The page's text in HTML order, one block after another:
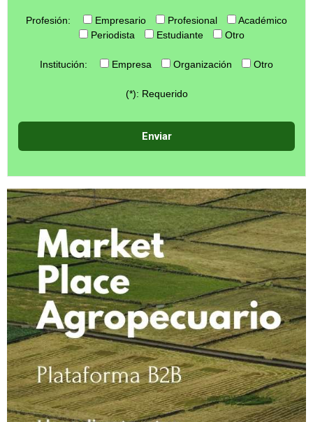
Profesión: Empresario Profesional
Académico
Periodista
Estudiante Otro
Institución: Empresa Organización Otro
(*): Requerido